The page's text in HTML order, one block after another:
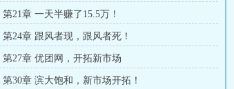
第21章 一天半赚了15.5万！
第24章 跟风者现，跟风者死！
第27章 优团网，开拓新市场
第30章 滨大饱和，新市场开拓！